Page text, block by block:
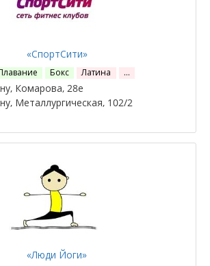
«СпортСити»
Бокс Латина …
Комарова, 28е
Металлургическая, 102/2
«Люди Йоги»